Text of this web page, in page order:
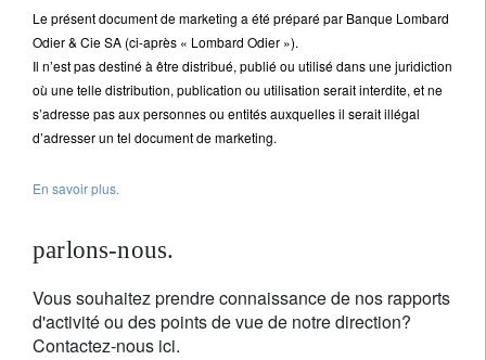
Le présent document de marketing a été préparé par Banque Lombard
Odier & Cie SA (ci-après « Lombard Odier »).
Il n’est pas destiné à être distribué, publié ou utilisé dans une juridiction
où une telle distribution, publication ou utilisation serait interdite, et ne
s’adresse pas aux personnes ou entités auxquelles il serait illégal
d’adresser un tel document de marketing.
En savoir plus.
parlons-nous.
Vous souhaitez prendre connaissance de nos rapports
d'activité ou des points de vue de notre direction?
Contactez-nous ici.